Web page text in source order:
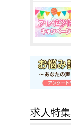
求人特集